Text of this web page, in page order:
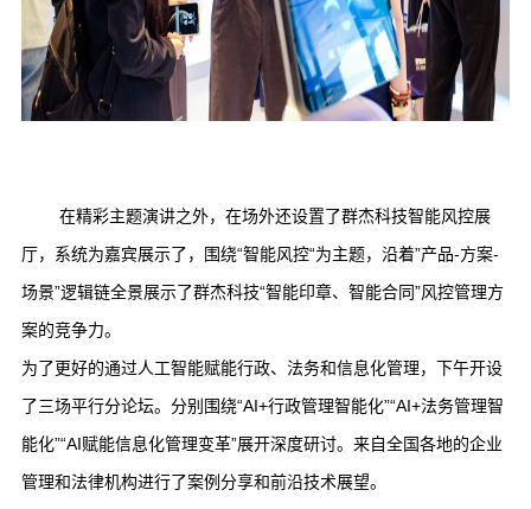
在精彩主题演讲之外，在场外还设置了群杰科技智能风控展
厅，系统为嘉宾展示了，围绕“智能风控“为主题，沿着”产品-方案-
场景”逻辑链全景展示了群杰科技“智能印章、智能合同”风控管理方
案的竞争力。
为了更好的通过人工智能赋能行政、法务和信息化管理，下午开设
了三场平行分论坛。分别围绕“AI+行政管理智能化”“AI+法务管理智
能化”“AI赋能信息化管理变革”展开深度研讨。来自全国各地的企业
管理和法律机构进行了案例分享和前沿技术展望。